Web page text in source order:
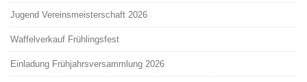
Jugend Vereinsmeisterschaft 2026
Waffelverkauf Frühlingsfest
Einladung Frühjahrsversammlung 2026